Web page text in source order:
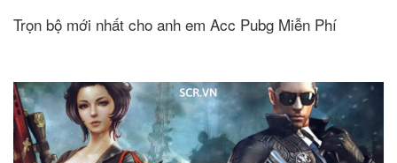
Trọn bộ mới nhất cho anh em Acc Pubg Miễn Phí